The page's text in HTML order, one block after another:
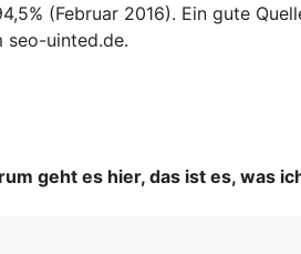
(Februar 2016). Ein gute
seo-uinted.de.
geht es hier, das ist es, was